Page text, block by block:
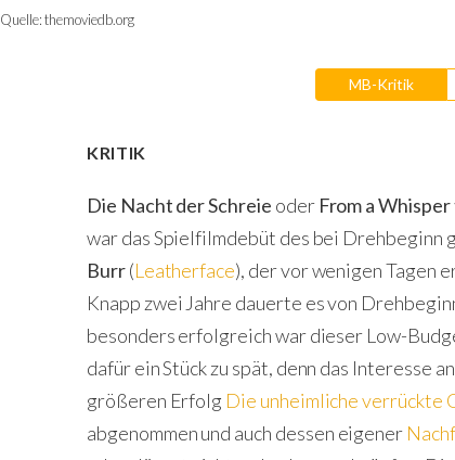
Quelle:themoviedb.org
MB-Kritik
KRITIK
Die Nacht der Schreie oder From a Whisper
war das Spielfilmdebüt des bei Drehbeginn
Burr(Leatherface), der vor wenigen Tagen
Knapp zwei Jahre dauerte es von
besonders erfolgreich war dieser Low-
dafür ein Stück zu spät, denn das Interesse
größeren Erfolg Die unheimliche verrückte
abgenommen und auch dessen eigener